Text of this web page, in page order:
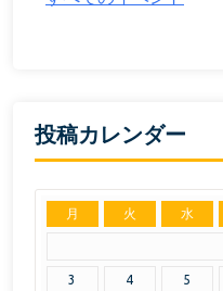
投稿カレンダー
月 火 水
3 4 5